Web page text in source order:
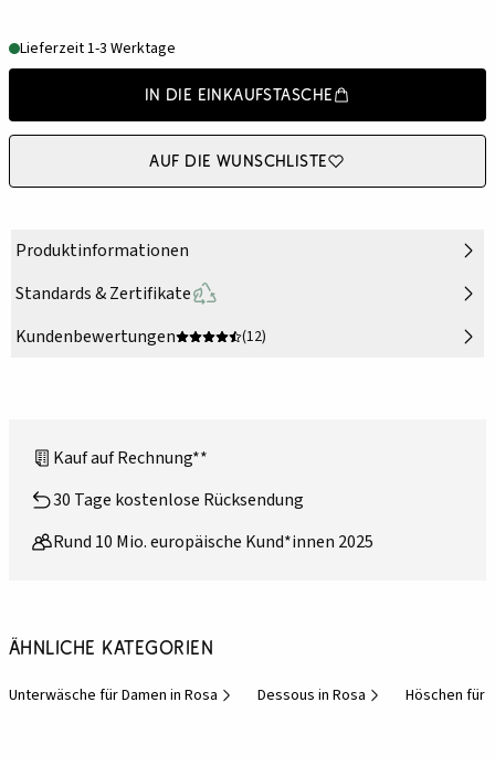
Lieferzeit 1-3 Werktage
In die Einkaufstasche
Auf die Wunschliste
Produktinformationen
Standards & Zertifikate
Kundenbewertungen
(12)
Kauf auf Rechnung**
30 Tage kostenlose Rücksendung
Rund 10 Mio. europäische Kund*innen 2025
Ähnliche Kategorien
Unterwäsche für Damen in Rosa Dessous in Rosa Höschen für